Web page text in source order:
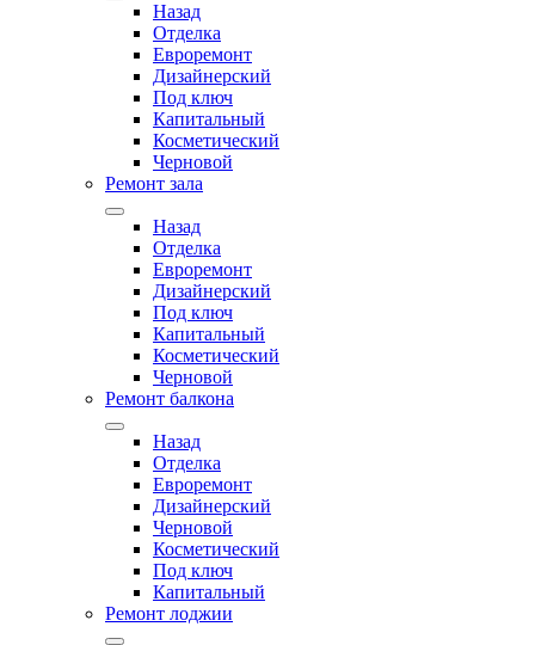
Назад
Отделка
Евроремонт
Дизайнерский
Под ключ
Капитальный
Косметический
Черновой
Ремонт зала
Назад
Отделка
Евроремонт
Дизайнерский
Под ключ
Капитальный
Косметический
Черновой
Ремонт балкона
Назад
Отделка
Евроремонт
Дизайнерский
Черновой
Косметический
Под ключ
Капитальный
Ремонт лоджии